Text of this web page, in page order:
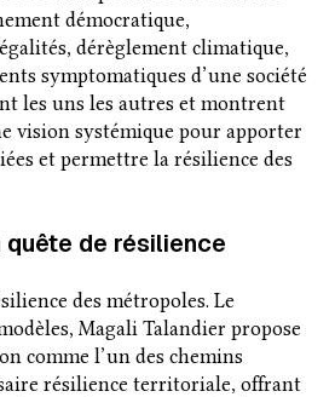
démocratique,
dérèglement climatique,
symptomatiques d’une société
les uns les autres et montrent
vision systémique pour apporter
et permettre la résilience des
quête de résilience
des métropoles. Le
Magali Talandier propose
comme l’un des chemins
résilience territoriale, offrant